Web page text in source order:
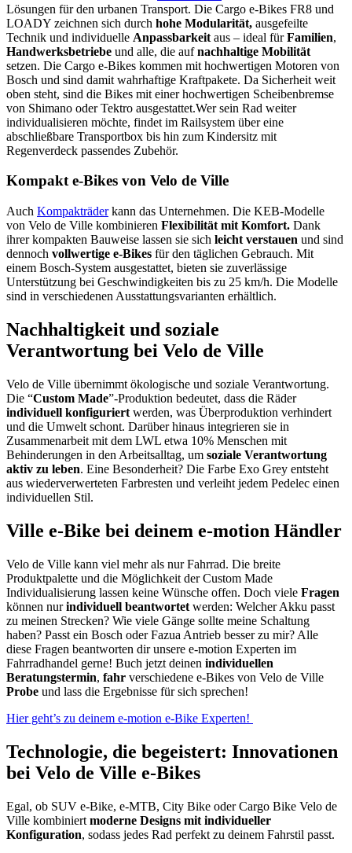
Lösungen für den urbanen Transport. Die Cargo e-Bikes FR8 und
LOADY zeichnen sich durch hohe Modularität, ausgefeilte
Technik und individuelle Anpassbarkeit aus – ideal fürFamilien,
Handwerksbetriebe und alle, die aufnachhaltige Mobilität
setzen. Die Cargo e-Bikes kommen mit hochwertigen Motoren von
Bosch und sind damit wahrhaftige Kraftpakete. Da Sicherheit weit
oben steht, sind die Bikes mit einer hochwertigen Scheibenbremse
von Shimano oder Tektro ausgestattet.Wer sein Rad weiter
individualisieren möchte, findet im Railsystem über eine
abschließbare Transportbox bis hin zum Kindersitz mit
Regenverdeck passendes Zubehör.
Kompakt e-Bikes von Velo de Ville
Auch Kompakträder kann das Unternehmen. Die KEB-Modelle
von Velo de Ville kombinieren Flexibilität mit Komfort. Dank
ihrer kompakten Bauweise lassen sie sich leicht verstauen und sind
dennoch vollwertige e-Bikes für den täglichen Gebrauch. Mit
einem Bosch-System ausgestattet, bieten sie zuverlässige
Unterstützung bei Geschwindigkeiten bis zu 25 km/h. Die Modelle
sind in verschiedenen Ausstattungsvarianten erhältlich.
Nachhaltigkeit und soziale
Verantwortung bei Velo de Ville
Velo de Ville übernimmt ökologische und soziale Verantwortung.
Die “Custom Made”-Produktion bedeutet, dass die Räder
individuell konfiguriert werden, was Überproduktion verhindert
und die Umwelt schont. Darüber hinaus integrieren sie in
Zusammenarbeit mit dem LWL etwa 10% Menschen mit
Behinderungen in den Arbeitsalltag, um soziale Verantwortung
aktiv zu leben. Eine Besonderheit? Die Farbe Exo Grey entsteht
aus wiederverwerteten Farbresten und verleiht jedem Pedelec einen
individuellen Stil.
Ville e-Bike bei deinem e-motion Händler
Velo de Ville kann viel mehr als nur Fahrrad. Die breite
Produktpalette und die Möglichkeit der Custom Made
Individualisierung lassen keine Wünsche offen. Doch viele Fragen
können nurindividuell beantwortet werden: Welcher Akku passt
zu meinen Strecken? Wie viele Gänge sollte meine Schaltung
haben? Passt ein Bosch oder Fazua Antrieb besser zu mir? Alle
diese Fragen beantworten dir unsere e-motion Experten im
Fahrradhandel gerne! Buch jetzt deinen individuellen
Beratungstermin, fahr verschiedene e-Bikes von Velo de Ville
Probe und lass die Ergebnisse für sich sprechen!
Hier geht’s zu deinem e-motion e-Bike Experten!
Technologie, die begeistert: Innovationen
bei Velo de Ville e-Bikes
Egal, ob SUV e-Bike, e-MTB, City Bike oder Cargo Bike Velo de
Ville kombiniert moderne Designs mit individueller
Konfiguration, sodass jedes Rad perfekt zu deinem Fahrstil passt.